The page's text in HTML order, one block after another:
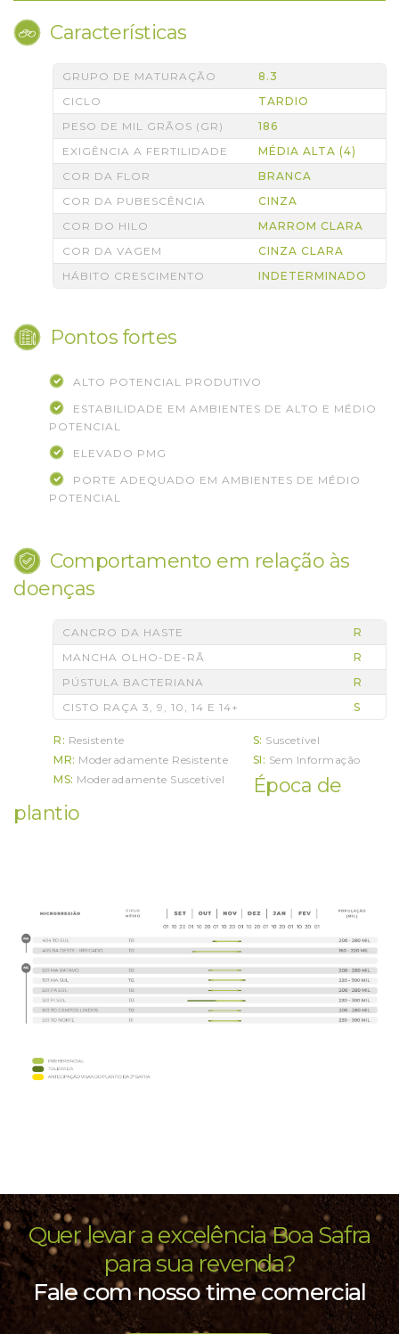
Características
GRUPO DE MATURAÇÃO
8.3
CICLO
TARDIO
PESO DE MIL GRÃOS (GR)
186
EXIGÊNCIA A FERTILIDADE
MÉDIA ALTA (4)
COR DA FLOR
BRANCA
COR DA PUBESCÊNCIA
CINZA
COR DO HILO
MARROM CLARA
COR DA VAGEM
CINZA CLARA
HÁBITO CRESCIMENTO
INDETERMINADO
Pontos fortes
ALTO POTENCIAL PRODUTIVO
ESTABILIDADE EM AMBIENTES DE ALTO E MÉDIO
POTENCIAL
ELEVADO PMG
PORTE ADEQUADO EM AMBIENTES DE MÉDIO
POTENCIAL
Comportamento em relação às
doenças
CANCRO DA HASTE
R
MANCHA OLHO-DE-RÃ
R
PÚSTULA BACTERIANA
R
CISTO RAÇA 3, 9, 10, 14 E 14+
S
R: Resistente S: Suscetível
MR: Moderadamente Resistente SI: Sem Informação
MS: Moderadamente Suscetível
Época de
plantio
Quer levar a excelência Boa Safra
para sua revenda?
Fale com nosso time comercial